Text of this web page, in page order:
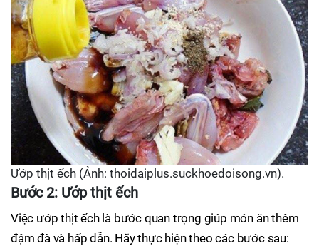
Ướp thịt ếch (Ảnh: thoidaiplus.suckhoedoisong.vn).
Bước 2: Ướp thịt ếch
Việc ướp thịt ếch là bước quan trọng giúp món ăn thêm
đậm đà và hấp dẫn. Hãy thực hiện theo các bước sau: